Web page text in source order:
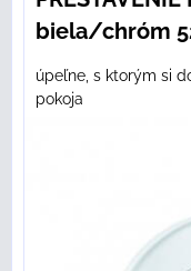
biela/chróm
úpeľne, s ktorým si
pokoja